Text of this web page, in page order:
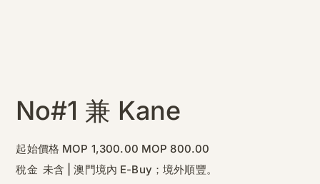
No#1 兼 Kane
起始價格 原
始
價
格
MOP 1,300.00 促
銷
格
MOP 800.00
稅金 未含
澳門境內 E-Buy；境外順豐。